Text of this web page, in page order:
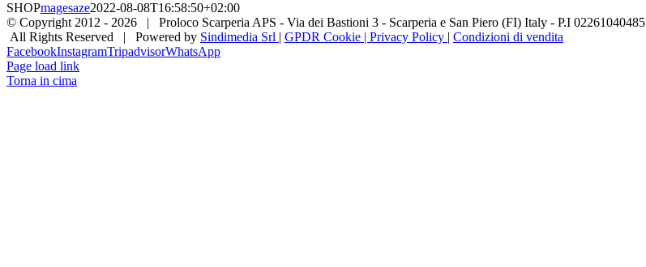
SHOPmagesaze2022-08-08T16:58:50+02:00
© Copyright 2012 - 2026 | Proloco Scarperia APS - Via dei Bastioni 3 - Scarperia e San Piero (FI) Italy - P.I 02261040485
All Rights Reserved | Powered by Sindimedia Srl | GPDR Cookie | Privacy Policy | Condizioni di vendita
FacebookInstagramTripadvisorWhatsApp
Page load link
Torna in cima